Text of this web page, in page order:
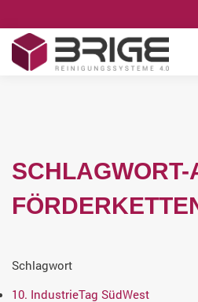
SCHLAGWORT-
Schlagwort
10. IndustrieTag SüdWest